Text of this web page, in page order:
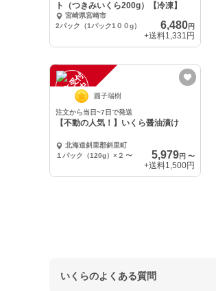
ト（つきみいくら200g）【冷凍】
宮崎県宮崎市
2パック（1パック1００g）
6,480円
+送料1,331円
注
文
受
付
停
止
中 圓子瑞樹
注文から当日~7日で発送
【不動の人気！】いくら醤油漬け
北海道斜里郡斜里町
１パック（120g）×２ 〜 5,979円 〜
+送料1,500円
いくらのよくある質問